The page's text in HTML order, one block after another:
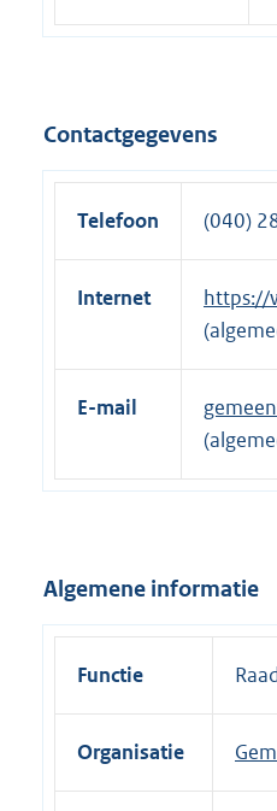
Contactgegevens
Telefoon (040)
Internet
E
x
t
r
e
n
k
https://
E-mail
Algemene informatie
Functie
Organisatie